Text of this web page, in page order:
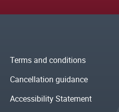
Terms and conditions
Cancellation guidance
Accessibility Statement